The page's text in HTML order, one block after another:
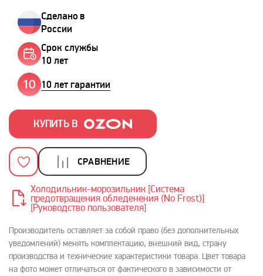
Сделано в
России
Срок службы
10 лет
10 лет гарантии
КУПИТЬ В
СРАВНЕНИЕ
Производитель оставляет за собой право (без дополнительных
уведомлений) менять комплектацию, внешний вид, страну
производства и технические характеристики товара. Цвет товара
на фото может отличаться от фактического в зависимости от
Холодильник-морозильник [Система
предотвращения обледенения (No Frost)]
[Руководство пользователя]